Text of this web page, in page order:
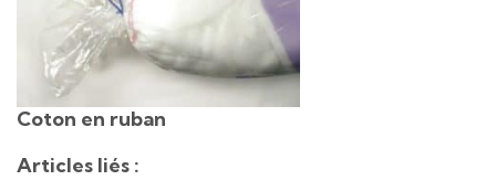
Coton en ruban
Articles liés :